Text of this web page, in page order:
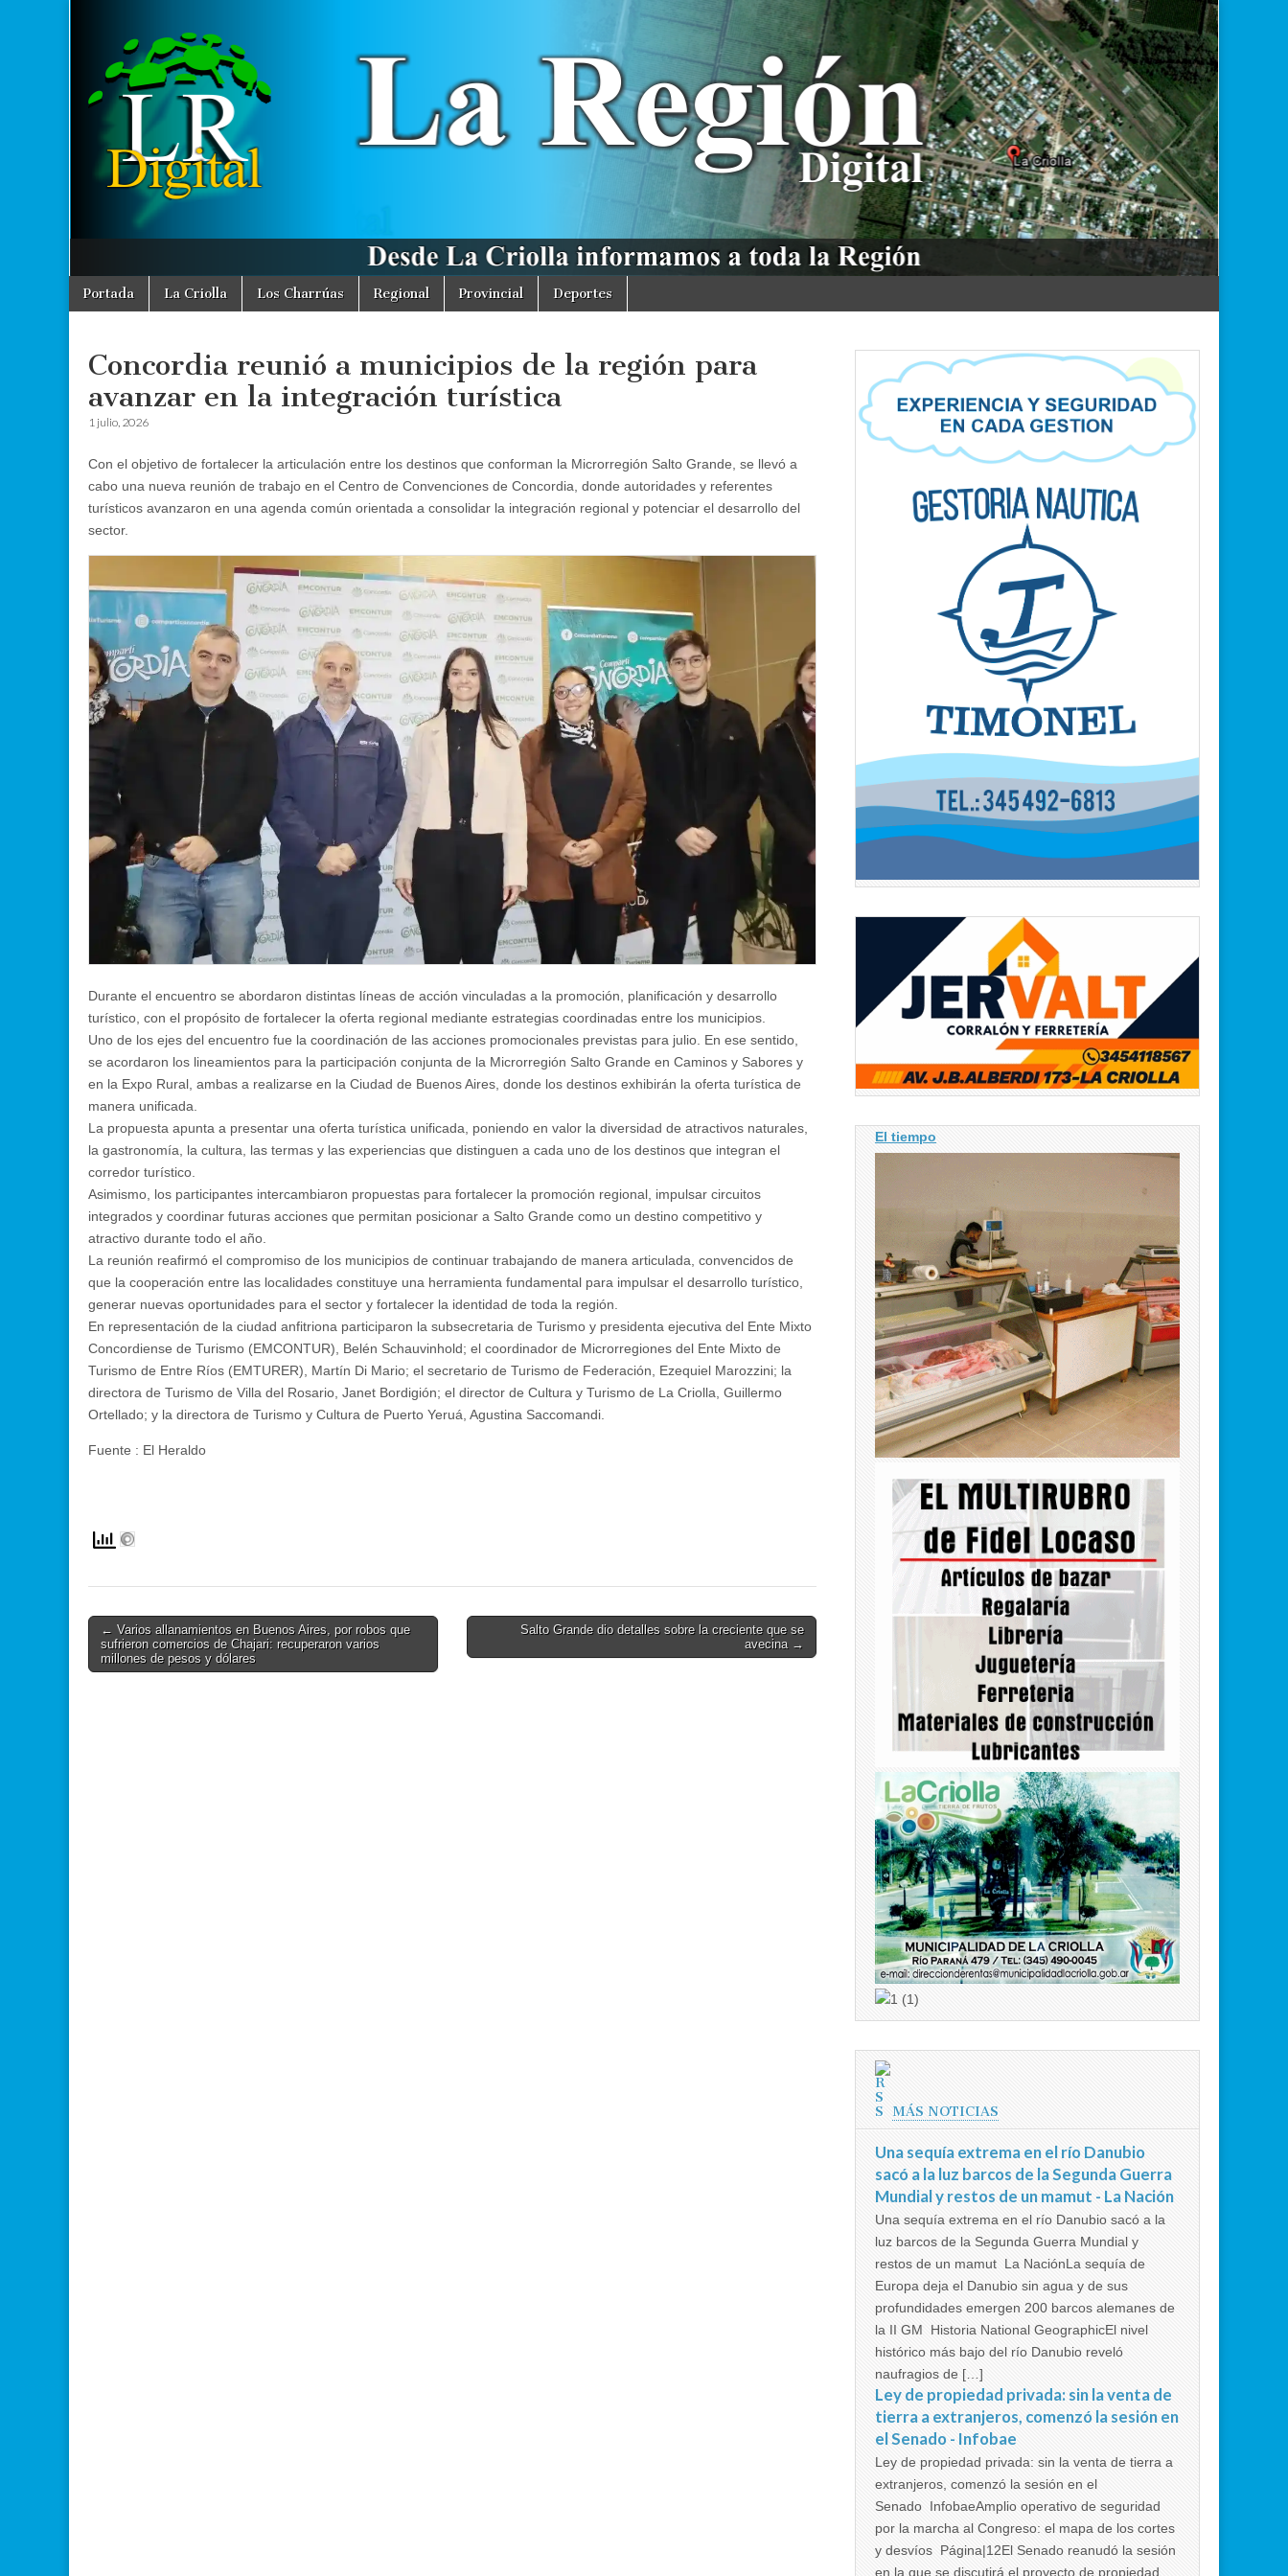
La
Región
Digital
Desde La
Criolla
informamos
a toda la
Región
Main
menu
Skip
Portada La Criolla Los Charrúas Regional Provincial Deportes
Concordia reunió a municipios de la región para
avanzar en la integración turística
1 julio, 2026
Con el objetivo de fortalecer la articulación entre los destinos que conforman la Microrregión Salto Grande, se llevó a
cabo una nueva reunión de trabajo en el Centro de Convenciones de Concordia, donde autoridades y referentes
turísticos avanzaron en una agenda común orientada a consolidar la integración regional y potenciar el desarrollo del
sector.
Durante el encuentro se abordaron distintas líneas de acción vinculadas a la promoción, planificación y desarrollo
turístico, con el propósito de fortalecer la oferta regional mediante estrategias coordinadas entre los municipios.
Uno de los ejes del encuentro fue la coordinación de las acciones promocionales previstas para julio. En ese sentido,
se acordaron los lineamientos para la participación conjunta de la Microrregión Salto Grande en Caminos y Sabores y
en la Expo Rural, ambas a realizarse en la Ciudad de Buenos Aires, donde los destinos exhibirán la oferta turística de
manera unificada.
La propuesta apunta a presentar una oferta turística unificada, poniendo en valor la diversidad de atractivos naturales,
la gastronomía, la cultura, las termas y las experiencias que distinguen a cada uno de los destinos que integran el
corredor turístico.
Asimismo, los participantes intercambiaron propuestas para fortalecer la promoción regional, impulsar circuitos
integrados y coordinar futuras acciones que permitan posicionar a Salto Grande como un destino competitivo y
atractivo durante todo el año.
La reunión reafirmó el compromiso de los municipios de continuar trabajando de manera articulada, convencidos de
que la cooperación entre las localidades constituye una herramienta fundamental para impulsar el desarrollo turístico,
generar nuevas oportunidades para el sector y fortalecer la identidad de toda la región.
En representación de la ciudad anfitriona participaron la subsecretaria de Turismo y presidenta ejecutiva del Ente Mixto
Concordiense de Turismo (EMCONTUR), Belén Schauvinhold; el coordinador de Microrregiones del Ente Mixto de
Turismo de Entre Ríos (EMTURER), Martín Di Mario; el secretario de Turismo de Federación, Ezequiel Marozzini; la
directora de Turismo de Villa del Rosario, Janet Bordigión; el director de Cultura y Turismo de La Criolla, Guillermo
Ortellado; y la directora de Turismo y Cultura de Puerto Yeruá, Agustina Saccomandi.
Fuente : El Heraldo
Post
navigation
← Varios allanamientos en Buenos Aires, por robos que
sufrieron comercios de Chajari: recuperaron varios
millones de pesos y dólares
Salto Grande dio detalles sobre la creciente que se
avecina →
El tiempo
MÁS NOTICIAS
Una sequía extrema en el río Danubio
sacó a la luz barcos de la Segunda Guerra
Mundial y restos de un mamut - La Nación
Una sequía extrema en el río Danubio sacó a la
luz barcos de la Segunda Guerra Mundial y
restos de un mamut La NaciónLa sequía de
Europa deja el Danubio sin agua y de sus
profundidades emergen 200 barcos alemanes de
la II GM Historia National GeographicEl nivel
histórico más bajo del río Danubio reveló
naufragios de […]
Ley de propiedad privada: sin la venta de
tierra a extranjeros, comenzó la sesión en
el Senado - Infobae
Ley de propiedad privada: sin la venta de tierra a
extranjeros, comenzó la sesión en el
Senado InfobaeAmplio operativo de seguridad
por la marcha al Congreso: el mapa de los cortes
y desvíos Página|12El Senado reanudó la sesión
en la que se discutirá el proyecto de propiedad